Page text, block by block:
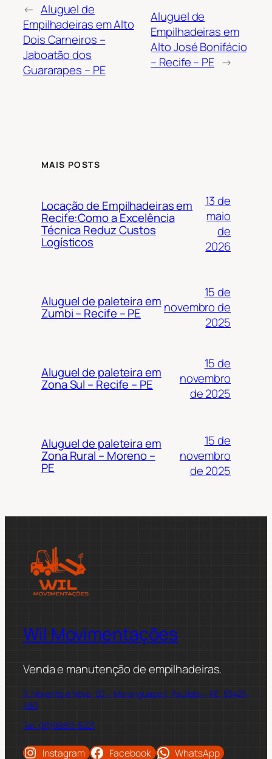
← Aluguel de
Empilhadeiras em Alto
Dois Carneiros –
Jaboatão dos
Guararapes – PE
Aluguel de
Empilhadeiras em
Alto José Bonifácio
– Recife – PE →
MAIS POSTS
Locação de Empilhadeiras em
Recife:Como a Excelência
Técnica Reduz Custos
Logísticos
13 de
maio
de
2026
Aluguel de paleteira em
Zumbi – Recife – PE
15 de
novembro de
2025
Aluguel de paleteira em
Zona Sul – Recife – PE
15 de
novembro
de 2025
Aluguel de paleteira em
Zona Rural – Moreno –
PE
15 de
novembro
de 2025
Wil Movimentações
Venda e manutenção de empilhadeiras.
R. Noventa e Nove, 02 – Maranguape II, Paulista – PE, 53421-
480
Tel: (81)98811-5021
Instagram Facebook WhatsApp